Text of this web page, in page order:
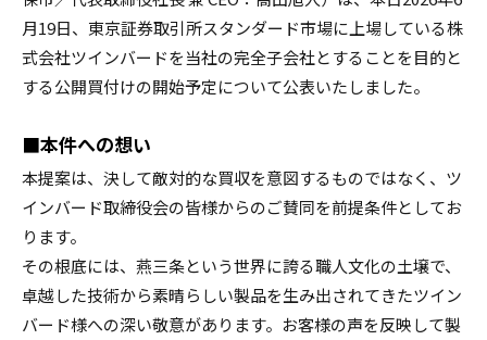
月19日、東京証券取引所スタンダード市場に上場している株
式会社ツインバードを当社の完全子会社とすることを目的と
する公開買付けの開始予定について公表いたしました。
■本件への想い
本提案は、決して敵対的な買収を意図するものではなく、ツ
インバード取締役会の皆様からのご賛同を前提条件としてお
ります。
その根底には、燕三条という世界に誇る職人文化の土壌で、
卓越した技術から素晴らしい製品を生み出されてきたツイン
バード様への深い敬意があります。お客様の声を反映して製